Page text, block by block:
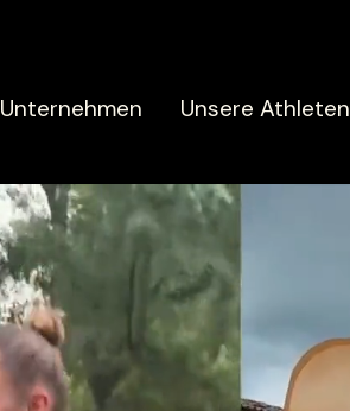
Unternehmen Unsere Athleten
Nach Zielen
Schnelle Ergebnisse
Muskeln aufbauen